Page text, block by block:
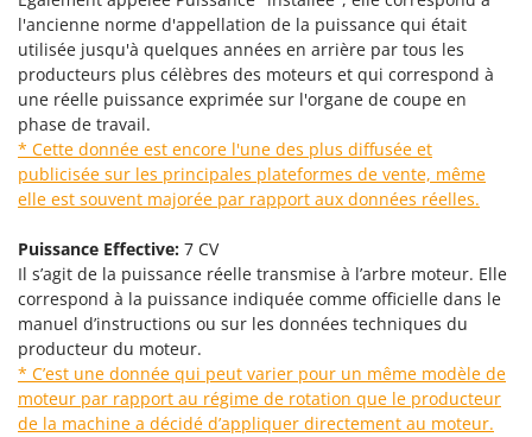
Soufreuses - Poudreuses à dos
Soufreuses - Poudreuses pour tracteur
T
Taille-haies
Taille-haies à bras pour tracteur
Tarières
Tondeuses à Gazon
Tondeuses autoportées
Tondeuses débroussailleuses thermiques
Trancheuses
Trancheuses de sol
Transpalettes
Kasco
Kemper
Keter
KitchenAid
Komo
L
Laica
Lampacrescia - MGM
Landxcape
LAR Casalinghi
Lavor
Linea VZ
l'ancienne norme d'appellation de la puissance qui était
utilisée jusqu'à quelques années en arrière par tous les
producteurs plus célèbres des moteurs et qui correspond à
une réelle puissance exprimée sur l'organe de coupe en
phase de travail.
* Cette donnée est encore l'une des plus diffusée et
publicisée sur les principales plateformes de vente, même
elle est souvent majorée par rapport aux données réelles.
Puissance Effective: 7 CV
Il s’agit de la puissance réelle transmise à l’arbre moteur. Elle
correspond à la puissance indiquée comme officielle dans le
manuel d’instructions ou sur les données techniques du
producteur du moteur.
* C’est une donnée qui peut varier pour un même modèle de
moteur par rapport au régime de rotation que le producteur
de la machine a décidé d’appliquer directement au moteur.